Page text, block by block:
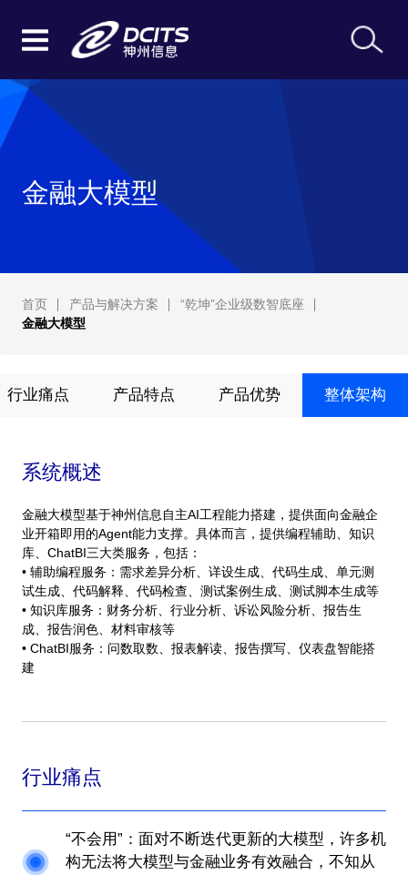
金融大模型
首页 产品与解决方案
“乾坤”企业级数智底座
金融大模型
行业痛点 产品特点 产品优势 整体架构
系统概述
金融大模型基于神州信息自主AI工程能力搭建，提供面向金融企
业开箱即用的Agent能力支撑。具体而言，提供编程辅助、知识
库、ChatBI三大类服务，包括：
• 辅助编程服务：需求差异分析、详设生成、代码生成、单元测
试生成、代码解释、代码检查、测试案例生成、测试脚本生成等
• 知识库服务：财务分析、行业分析、诉讼风险分析、报告生
成、报告润色、材料审核等
• ChatBI服务：问数取数、报表解读、报告撰写、仪表盘智能搭
建
行业痛点
“不会用”：面对不断迭代更新的大模型，许多机
构无法将大模型与金融业务有效融合，不知从